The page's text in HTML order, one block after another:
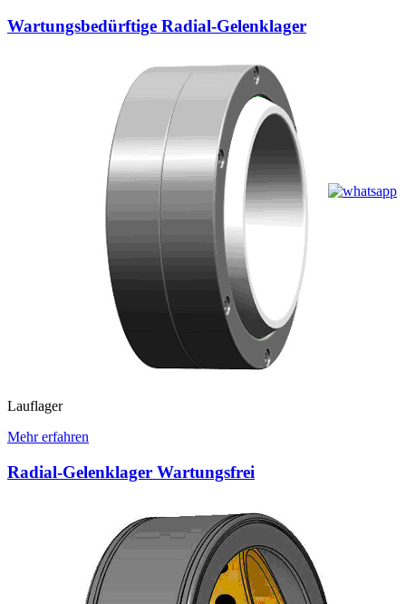
Wartungsbedürftige Radial-Gelenklager
Lauflager
Mehr erfahren
Radial-Gelenklager Wartungsfrei